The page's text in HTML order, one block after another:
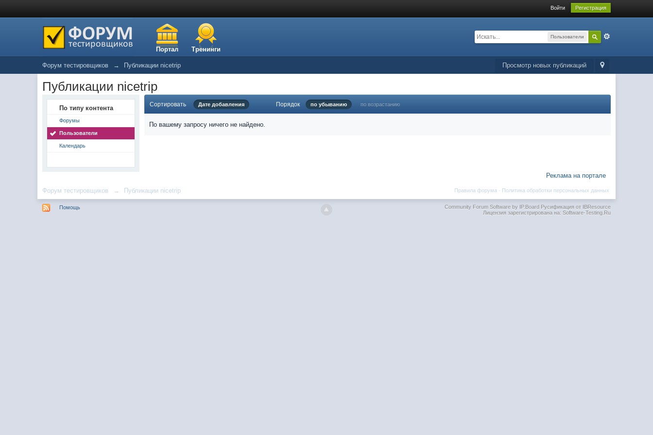
Войти Регистрация
Портал Тренинги
Пользователи
Просмотр новых публикаций
Форум тестировщиков → Публикации nicetrip
Публикации nicetrip
По типу контента
Форумы
Пользователи
Календарь
Сортировать Дате добавления Порядок по убыванию по возрастанию
По вашему запросу ничего не найдено.
Реклама на портале
Форум тестировщиков → Публикации nicetrip Политика обработки персональных данных
Правила форума ·
Помощь Community Forum Software by IP.BoardРусификация от IBResource
Лицензия зарегистрирована на: Software-Testing.Ru